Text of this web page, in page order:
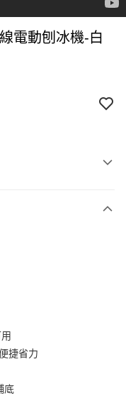
電動刨冰機-白
捷省力
底